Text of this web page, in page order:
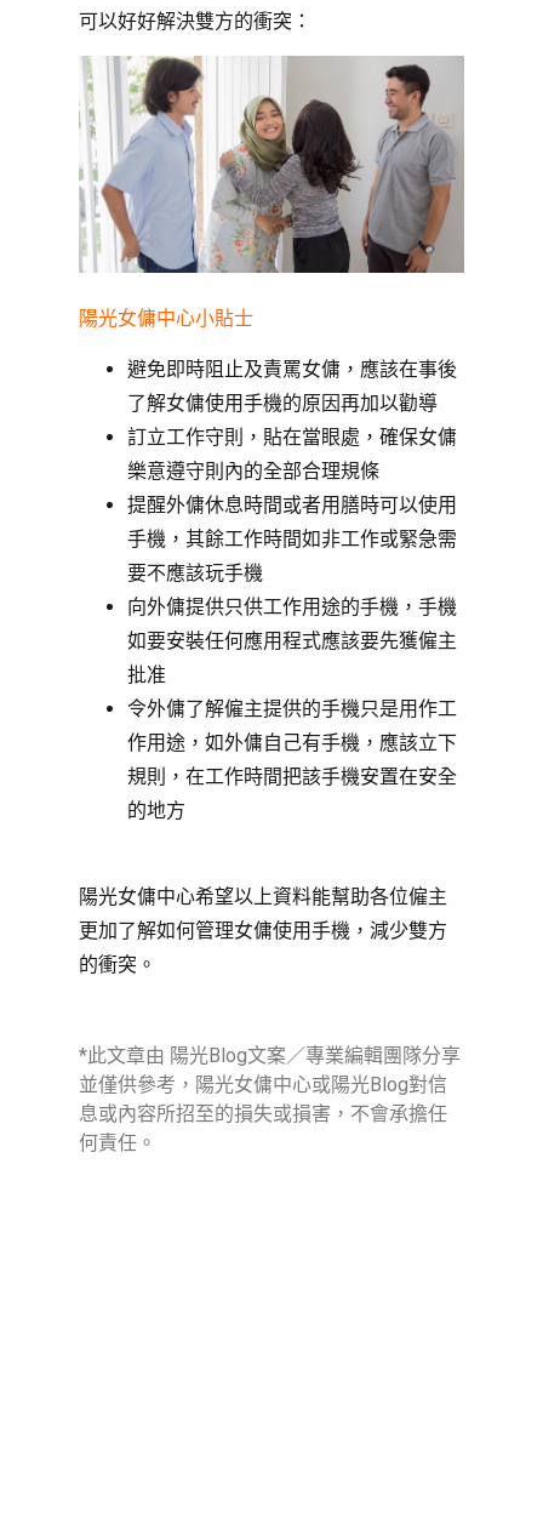
可以好好解決雙方的衝突：
陽光女傭中心小貼士
避免即時阻止及責罵女傭，應該在事後
了解女傭使用手機的原因再加以勸導
訂立工作守則，貼在當眼處，確保女傭
樂意遵守則內的全部合理規條
提醒外傭休息時間或者用膳時可以使用
手機，其餘工作時間如非工作或緊急需
要不應該玩手機
向外傭提供只供工作用途的手機，手機
如要安裝任何應用程式應該要先獲僱主
批准
令外傭了解僱主提供的手機只是用作工
作用途，如外傭自己有手機，應該立下
規則，在工作時間把該手機安置在安全
的地方
陽光女傭中心希望以上資料能幫助各位僱主
更加了解如何管理女傭使用手機，減少雙方
的衝突。
*此文章由 陽光Blog文案／專業編輯團隊分享
並僅供參考，陽光女傭中心或陽光Blog對信
息或內容所招至的損失或損害，不會承擔任
何責任。